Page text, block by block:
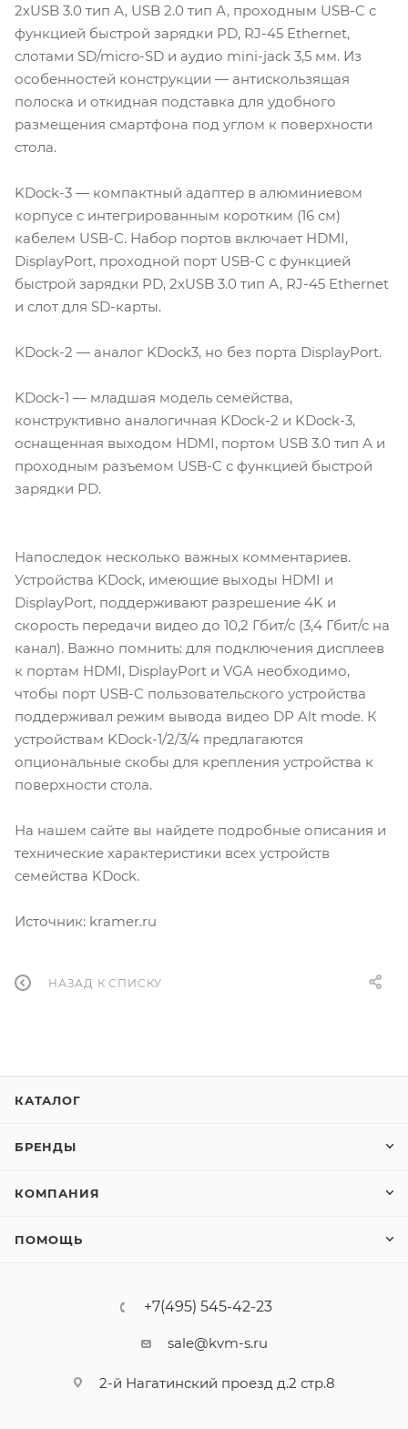
2хUSB 3.0 тип А, USB 2.0 тип А, проходным USB-C с
функцией быстрой зарядки PD, RJ-45 Ethernet,
слотами SD/micro-SD и аудио mini-jack 3,5 мм. Из
особенностей конструкции — антискользящая
полоска и откидная подставка для удобного
размещения смартфона под углом к поверхности
стола.
KDock-3 — компактный адаптер в алюминиевом
корпусе с интегрированным коротким (16 см)
кабелем USB-C. Набор портов включает HDMI,
DisplayPort, проходной порт USB-C с функцией
быстрой зарядки PD, 2хUSB 3.0 тип А, RJ-45 Ethernet
и слот для SD-карты.
KDock-2 — аналог KDock3, но без порта DisplayPort.
KDock-1 — младшая модель семейства,
конструктивно аналогичная KDock-2 и KDock-3,
оснащенная выходом HDMI, портом USB 3.0 тип А и
проходным разъемом USB-C с функцией быстрой
зарядки PD.
Напоследок несколько важных комментариев.
Устройства KDock, имеющие выходы HDMI и
DisplayPort, поддерживают разрешение 4K и
скорость передачи видео до 10,2 Гбит/с (3,4 Гбит/с на
канал). Важно помнить: для подключения дисплеев
к портам HDMI, DisplayPort и VGA необходимо,
чтобы порт USB-C пользовательского устройства
поддерживал режим вывода видео DP Alt mode. К
устройствам KDock-1/2/3/4 предлагаются
опциональные скобы для крепления устройства к
поверхности стола.
На нашем сайте вы найдете подробные описания и
технические характеристики всех устройств
семейства KDock.
Источник: kramer.ru
НАЗАД К СПИСКУ
КАТАЛОГ
БРЕНДЫ
КОМПАНИЯ
ПОМОЩЬ
+7(495) 545-42-23
sale@kvm-s.ru
2-й Нагатинский проезд д.2 стр.8